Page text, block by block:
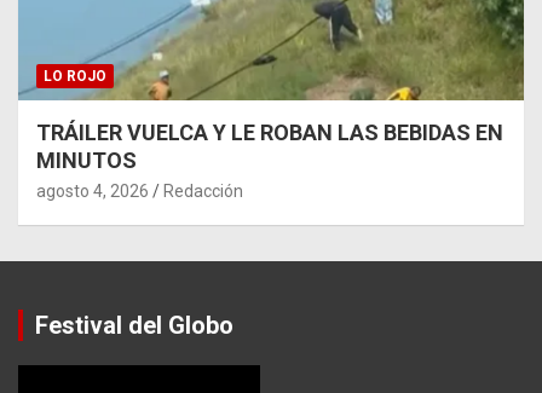
LO ROJO
TRÁILER VUELCA Y LE ROBAN LAS BEBIDAS EN
MINUTOS
agosto 4, 2026 Redacción
Festival del Globo